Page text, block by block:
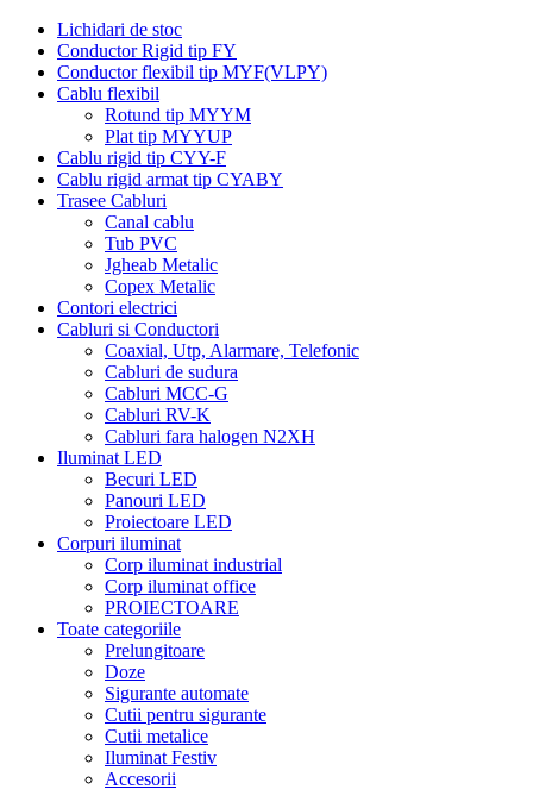
Lichidari de stoc
Conductor Rigid tip FY
Conductor flexibil tip MYF(VLPY)
Cablu flexibil
Rotund tip MYYM
Plat tip MYYUP
Cablu rigid tip CYY-F
Cablu rigid armat tip CYABY
Trasee Cabluri
Canal cablu
Tub PVC
Jgheab Metalic
Copex Metalic
Contori electrici
Cabluri si Conductori
Coaxial, Utp, Alarmare, Telefonic
Cabluri de sudura
Cabluri MCC-G
Cabluri RV-K
Cabluri fara halogen N2XH
Iluminat LED
Becuri LED
Panouri LED
Proiectoare LED
Corpuri iluminat
Corp iluminat industrial
Corp iluminat office
PROIECTOARE
Toate categoriile
Prelungitoare
Doze
Sigurante automate
Cutii pentru sigurante
Cutii metalice
Iluminat Festiv
Accesorii